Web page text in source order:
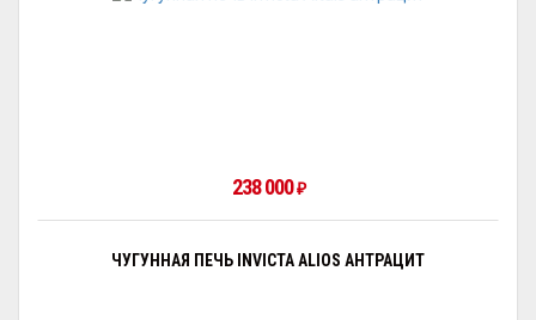
238 000₽
ЧУГУННАЯ ПЕЧЬ INVICTA ALIOS АНТРАЦИТ